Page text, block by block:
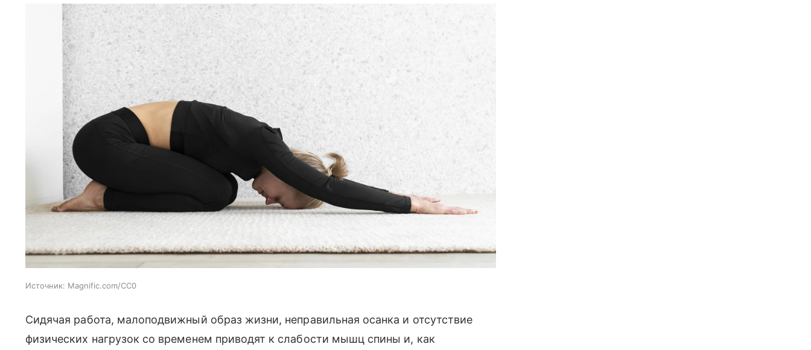
Источник: Magnific.com/CC0
Сидячая работа, малоподвижный образ жизни, неправильная осанка и отсутствие
физических нагрузок со временем приводят к слабости мышц спины и, как